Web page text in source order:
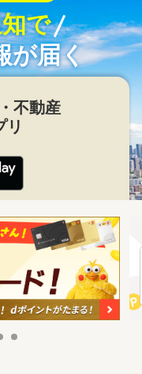
で
が届く
不動産
リ